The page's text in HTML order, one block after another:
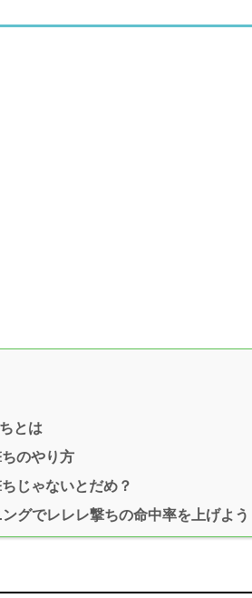
とは
のやり方
じゃないとだめ？
グでレレレ撃ちの命中率を上げよう